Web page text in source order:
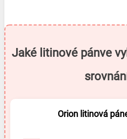
Jaké litinové pánve
Orion litinová